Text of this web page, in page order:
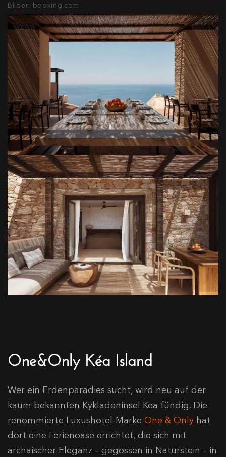
Bilder: booking.com
One&Only Kéa Island
Wer ein Erdenparadies sucht, wird neu auf der
kaum bekannten Kykladeninsel Kea fündig. Die
renommierte Luxushotel-Marke One & Only hat
dort eine Ferienoase errichtet, die sich mit
archaischer Eleganz – gegossen in Naturstein – in